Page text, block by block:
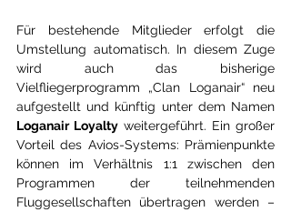
Für bestehende Mitglieder erfolgt die
Umstellung automatisch. In diesem Zuge
wird auch das bisherige
Vielfliegerprogramm „Clan Loganair“ neu
Loganair Loyalty weitergeführt. Ein großer
Vorteil des Avios-Systems: Prämienpunkte
können im Verhältnis 1:1 zwischen den
Programmen der teilnehmenden
Fluggesellschaften übertragen werden –